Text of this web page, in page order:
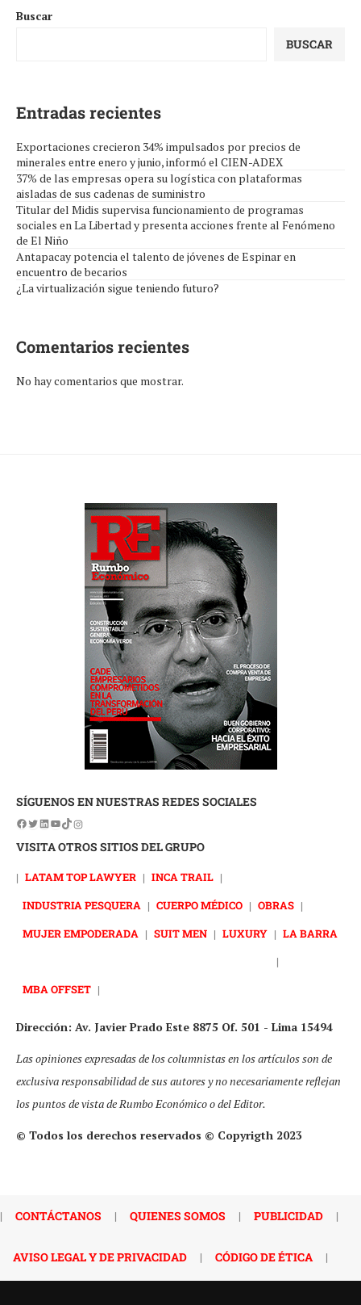
Buscar
BUSCAR
Entradas recientes
Exportaciones crecieron 34% impulsados por precios de
minerales entre enero y junio, informó el CIEN-ADEX
37% de las empresas opera su logística con plataformas
aisladas de sus cadenas de suministro
Titular del Midis supervisa funcionamiento de programas
sociales en La Libertad y presenta acciones frente al Fenómeno
de El Niño
Antapacay potencia el talento de jóvenes de Espinar en
encuentro de becarios
¿La virtualización sigue teniendo futuro?
Comentarios recientes
No hay comentarios que mostrar.
SÍGUENOS EN NUESTRAS REDES SOCIALES
VISITA OTROS SITIOS DEL GRUPO
| LATAM TOP LAWYER | INCA TRAIL |
INDUSTRIA PESQUERA | CUERPO MÉDICO | OBRAS |
MUJER EMPODERADA | SUIT MEN | LUXURY | LA BARRA
|
MBA OFFSET |
Dirección: Av. Javier Prado Este 8875 Of. 501 - Lima 15494
Las opiniones expresadas de los columnistas en los artículos son de
exclusiva responsabilidad de sus autores y no necesariamente reflejan
los puntos de vista de Rumbo Económico o del Editor.
© Todos los derechos reservados © Copyrigth 2023
| CONTÁCTANOS | QUIENES SOMOS | PUBLICIDAD |
AVISO LEGAL Y DE PRIVACIDAD | CÓDIGO DE ÉTICA |